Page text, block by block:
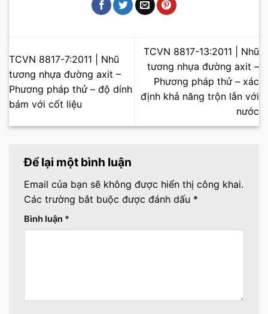
TCVN 8817-7:2011 | Nhũ
tương nhựa đường axit –
Phương pháp thử – độ dính
bám với cốt liệu
TCVN 8817-13:2011 | Nhũ
tương nhựa đường axit –
Phương pháp thử – xác
định khả năng trộn lẫn với
nước
Để lại một bình luận
Email của bạn sẽ không được hiển thị công khai.
Các trường bắt buộc được đánh dấu *
Bình luận *